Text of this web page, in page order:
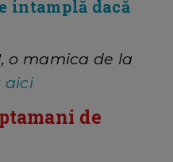
intamplă dacă
o mamica de la
aici
de